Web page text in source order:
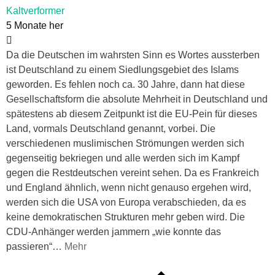
Kaltverformer
5 Monate her
Da die Deutschen im wahrsten Sinn es Wortes aussterben
ist Deutschland zu einem Siedlungsgebiet des Islams
geworden. Es fehlen noch ca. 30 Jahre, dann hat diese
Gesellschaftsform die absolute Mehrheit in Deutschland und
spätestens ab diesem Zeitpunkt ist die EU-Pein für dieses
Land, vormals Deutschland genannt, vorbei. Die
verschiedenen muslimischen Strömungen werden sich
gegenseitig bekriegen und alle werden sich im Kampf
gegen die Restdeutschen vereint sehen. Da es Frankreich
und England ähnlich, wenn nicht genauso ergehen wird,
werden sich die USA von Europa verabschieden, da es
keine demokratischen Strukturen mehr geben wird. Die
CDU-Anhänger werden jammern „wie konnte das
passieren“… Mehr